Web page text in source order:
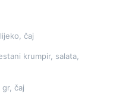
čaj
krumpir, salata,
čaj